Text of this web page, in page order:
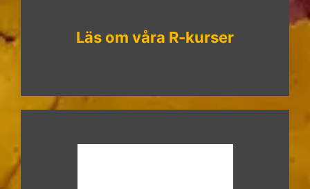
Läs om våra R-kurser